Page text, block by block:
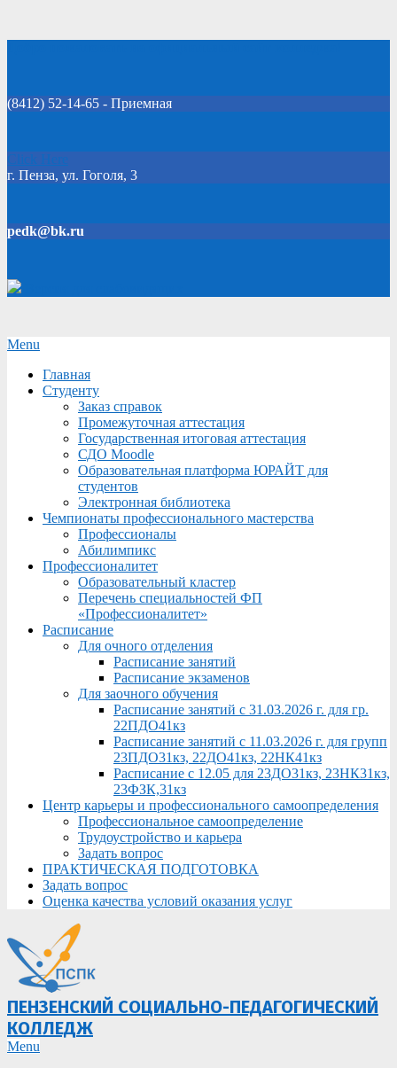
(8412) 52-14-65 - Приемная
Click Here
г. Пенза, ул. Гоголя, 3
pedk@bk.ru
Secondary
Menu
Menu
Главная
Студенту
Заказ справок
Промежуточная аттестация
Государственная итоговая аттестация
СДО Moodle
Образовательная платформа ЮРАЙТ для
студентов
Электронная библиотека
Чемпионаты профессионального мастерства
Профессионалы
Абилимпикс
Профессионалитет
Образовательный кластер
Перечень специальностей ФП
«Профессионалитет»
Расписание
Для очного отделения
Расписание занятий
Расписание экзаменов
Для заочного обучения
Расписание занятий с 31.03.2026 г. для гр.
22ПДО41кз
Расписание занятий с 11.03.2026 г. для групп
23ПДО31кз, 22ДО41кз, 22НК41кз
Расписание с 12.05 для 23ДО31кз, 23НК31кз,
23ФЗК,31кз
Центр карьеры и профессионального самоопределения
Профессиональное самоопределение
Трудоустройство и карьера
Задать вопрос
ПРАКТИЧЕСКАЯ ПОДГОТОВКА
Задать вопрос
Оценка качества условий оказания услуг
ПЕНЗЕНСКИЙ СОЦИАЛЬНО-ПЕДАГОГИЧЕСКИЙ
КОЛЛЕДЖ
Primary
Menu